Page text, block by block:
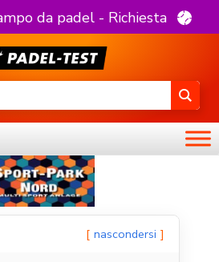
da padel - Richiesta
nascondersi